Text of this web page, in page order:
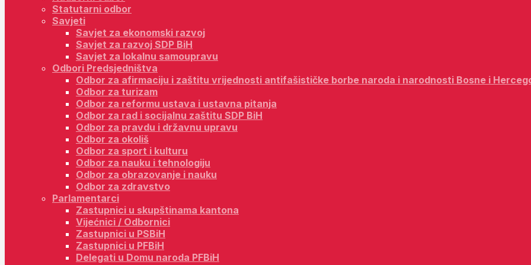
Statutarni odbor
Savjeti
Savjet za ekonomski razvoj
Savjet za razvoj SDP BiH
Savjet za lokalnu samoupravu
Odbori Predsjedništva
Odbor za afirmaciju i zaštitu vrijednosti antifašističke borbe naroda i narodnosti Bosne i
Odbor za turizam
Odbor za reformu ustava i ustavna pitanja
Odbor za rad i socijalnu zaštitu SDP BiH
Odbor za pravdu i državnu upravu
Odbor za okoliš
Odbor za sport i kulturu
Odbor za nauku i tehnologiju
Odbor za obrazovanje i nauku
Odbor za zdravstvo
Parlamentarci
Zastupnici u skupštinama kantona
Vijećnici / Odbornici
Zastupnici u PSBiH
Zastupnici u PFBiH
Delegati u Domu naroda PFBiH